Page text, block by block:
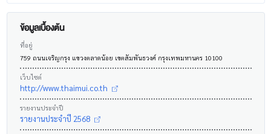
ข้อมูลเบื้องต้น
ที่อยู่
759 ถนนเจริญกรุง แขวงตลาดน้อย เขตสัมพันธวงศ์ กรุงเทพมหานคร 10100
เว็บไซต์
http://www.thaimui.co.th
รายงานประจำปี
รายงานประจำปี 2568